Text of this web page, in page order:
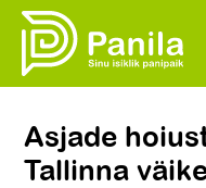
Asjade
Tallinna